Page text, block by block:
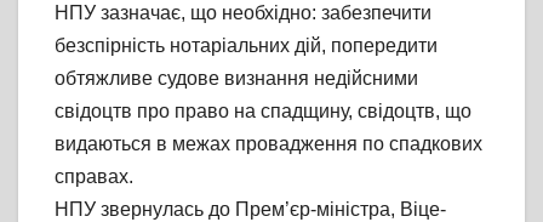
НПУ зазначає, що необхідно: забезпечити
безспірність нотаріальних дій, попередити
обтяжливе судове визнання недійсними
свідоцтв про право на спадщину, свідоцтв, що
видаються в межах провадження по спадкових
справах.
НПУ звернулась до Прем’єр-міністра, Віце-